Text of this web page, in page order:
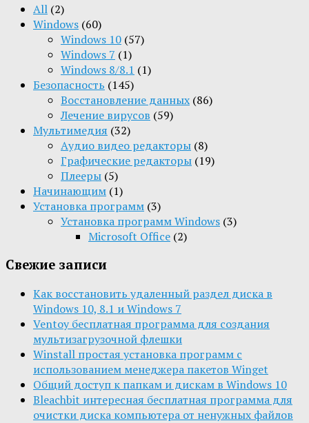
All (2)
Windows (60)
Windows 10 (57)
Windows 7 (1)
Windows 8/8.1 (1)
Безопасность (145)
Восстановление данных (86)
Лечение вирусов (59)
Мультимедия (32)
Aудио видео редакторы (8)
Графические редакторы (19)
Плееры (5)
Начинающим (1)
Установка программ (3)
Установка программ Windows (3)
Microsoft Office (2)
Свежие записи
Как восстановить удаленный раздел диска в
Windows 10, 8.1 и Windows 7
Ventoy бесплатная программа для создания
мультизагрузочной флешки
Winstall простая установка программ с
использованием менеджера пакетов Winget
Общий доступ к папкам и дискам в Windows 10
Bleachbit интересная бесплатная программа для
очистки диска компьютера от ненужных файлов